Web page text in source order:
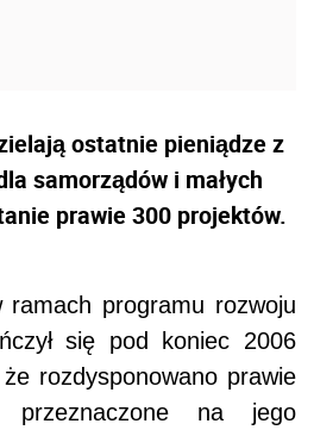
ostatnie pieniądze z
samorządów i małych
prawie 300 projektów.
ramach programu rozwoju
się pod koniec 2006
rozdysponowano prawie
przeznaczone na jego